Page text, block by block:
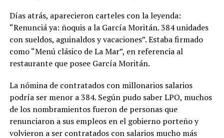
Días atrás, aparecieron carteles con la leyenda:
“Renunciá ya: ñoquis a la García Moritán. 384 unidades
con sueldos, aguinaldos y vacaciones”. Estaba firmado
como “Menú clásico de La Mar”, en referencia al
restaurante que posee García Moritán.
La nómina de contratados con millonarios salarios
podría ser menor a 384. Según pudo saber LPO, muchos
de los nombramientos fueron de personas que
renunciaron a sus empleos en el gobierno porteño y
volvieron a ser contratados con salarios mucho más